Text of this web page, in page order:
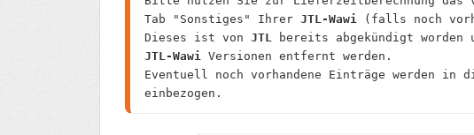
Tab "Sonstiges" Ihrer JTL-Wawi (falls noch
Dieses ist von JTL
JTL-Wawi Versionen entfernt werden.
Eventuell noch vorhandene Einträge werden in
einbezogen.